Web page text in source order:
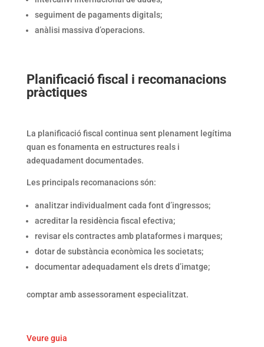
seguiment de pagaments digitals;
anàlisi massiva d’operacions.
Planificació fiscal i recomanacions
pràctiques
La planificació fiscal continua sent plenament legítima
quan es fonamenta en estructures reals i
adequadament documentades.
Les principals recomanacions són:
analitzar individualment cada font d’ingressos;
acreditar la residència fiscal efectiva;
revisar els contractes amb plataformes i marques;
dotar de substància econòmica les societats;
documentar adequadament els drets d’imatge;
comptar amb assessorament especialitzat.
Veure guia